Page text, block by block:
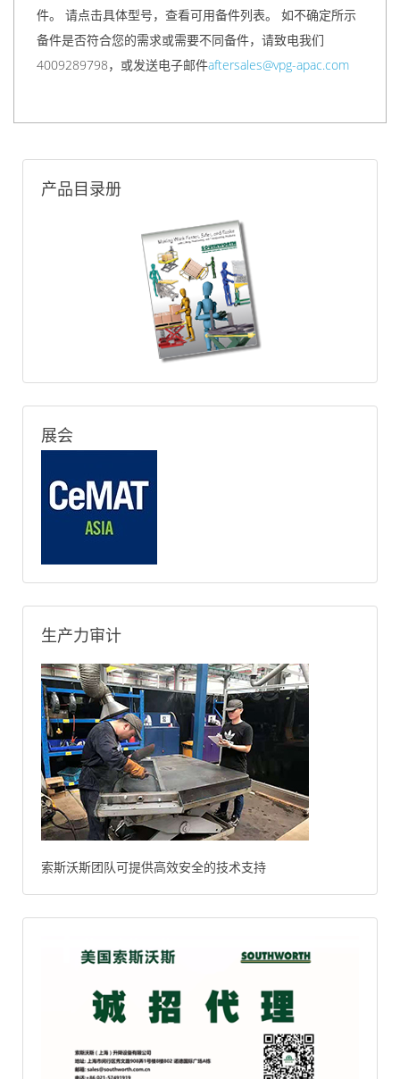
件。 请点击具体型号，查看可用备件列表。 如不确定所示
备件是否符合您的需求或需要不同备件，请致电我们
4009289798，或发送电子邮件aftersales@vpg-apac.com
产品目录册
展会
生产力审计
索斯沃斯团队可提供高效安全的技术支持